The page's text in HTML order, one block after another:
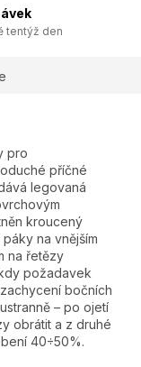
tentýž den
pro
příčné
legovaná
kroucený
na vnějším
na řetězy
požadavek
bočních
– po ojetí
obrátit a z druhé
40÷50%.